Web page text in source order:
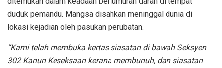
duduk pemandu. Mangsa disahkan meninggal dunia di
lokasi kejadian oleh pasukan perubatan.
“Kami telah membuka kertas siasatan di bawah Seksyen
302 Kanun Keseksaan kerana membunuh, dan siasatan